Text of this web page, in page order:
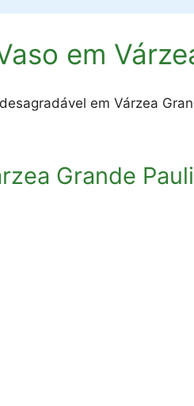
em
em Várzea
Grande